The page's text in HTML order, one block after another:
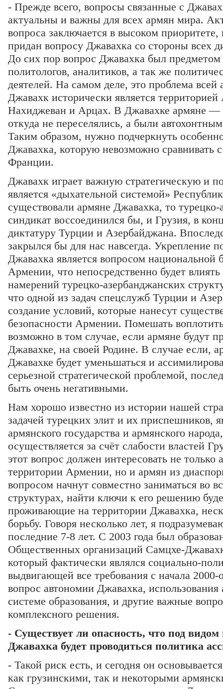
- Прежде всего, вопросы связанные с
актуальны и важны для всех армян мира.
вопроса заключается в высоком
придан вопросу Джавахка со стороны всех
До сих пор вопрос Джавахка был предметом
политологов, аналитиков, а так же
деятелей. На самом деле, это проблема
Джавахк исторически является
Нахиджеван и Арцах. В Джавахке армяне —
откуда не переселялись, а были
Таким образом, нужно подчеркнуть
Джавахка, которую невозможно
Франции.
Джавахк играет важную стратегическую и
является «дыхательной системой»
существовали армяне Джавахка, то
синдикат воссоединился бы, и Грузия, в
диктатуру Турции и Азербайджана.
закрылся бы для нас навсегда. Укрепление
Джавахка является вопросом национальной
Армении, что непосредственно будет
намерений турецко-азербанджанских
что одной из задач спецслужб Турции и
создание условий, которые нанесут
безопасности Армении. Помешать
возможно в том случае, если армяне будут
Джавахке, на своей Родине. В случае если,
Джавахке будет уменьшаться и
серьезной стратегической проблемой,
быть очень негативными.
Нам хорошо известно из истории нашей
задачей турецких элит и их приспешников,
армянского государства и армянского
осуществляется за счёт слабости властей
этот вопрос должен интересовать не
территории Армении, но и армян из
вопросом начнут совместно заниматься во
структурах, найти ключи к его решению
проживающие на территории Джавахка,
борьбу. Говоря несколько лет, я
последние 7-8 лет. С 2003 года был
Общественных организаций Самцхе-
который фактически являлся социально-
выдвигающей все требования с начала 2000-
вопрос автономии Джавахка, использования
системе образования, и другие важные
комплексного решения.
- Существует ли опасность, что под
Джавахка будет проводиться политика
- Такой риск есть, и сегодня он
как грузинскими, так и некоторыми